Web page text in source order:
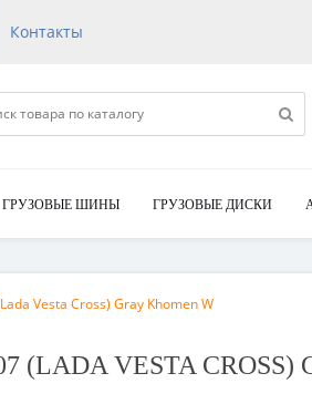
Контакты
ГРУЗОВЫЕ ШИНЫ ГРУЗОВЫЕ ДИСКИ
Vesta Cross) Gray Khomen W
(LADA VESTA CROSS)